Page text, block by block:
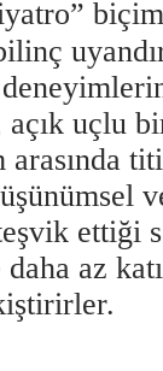
uçlu
arasında
ettiği
az